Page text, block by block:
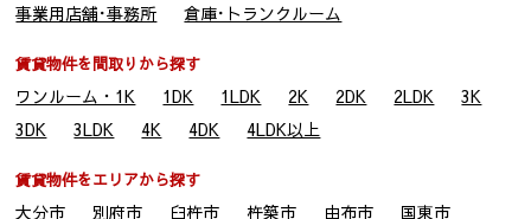
当社は、1項(1)～(9)の利用目的・業務を履行する為、外部業者
に委託することがあります。この場合、契約等で個人情報の安
３．個人情報の第三者提供
為に、不動産情報、お名前、ご住所等の所要項目に付いては、
事業用店舗･事務所
倉庫･トランクルーム
賃貸物件を間取りから探す
ワンルーム・1K 1DK 1LDK 2K 2DK 2LDK
3K
3DK
3LDK 4K 4DK 4LDK以上
賃貸物件をエリアから探す
大分市 別府市 臼杵市 杵築市 由布市
国東市